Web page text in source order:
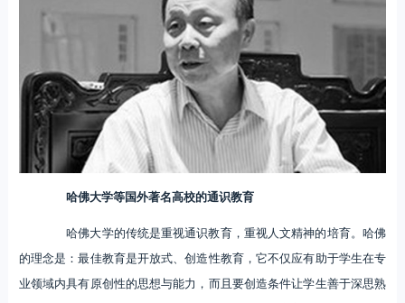
哈佛大学等国外著名高校的通识教育
哈佛大学的传统是重视通识教育，重视人文精神的培育。哈佛
的理念是：最佳教育是开放式、创造性教育，它不仅应有助于学生在专
业领域内具有原创性的思想与能力，而且要创造条件让学生善于深思熟